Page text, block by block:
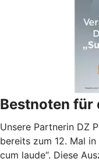
Bestnoten für
Unsere Partnerin DZ
bereits zum 12. Mal
cum laude“. Diese